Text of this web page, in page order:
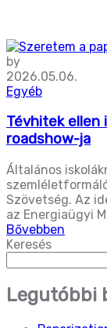
by
2026.05.06.
Egyéb
Tévhitek ellen
roadshow-ja
Általános
Szövetség. Az
az Energiaügyi
Bővebben
Keresés
Legutóbbi